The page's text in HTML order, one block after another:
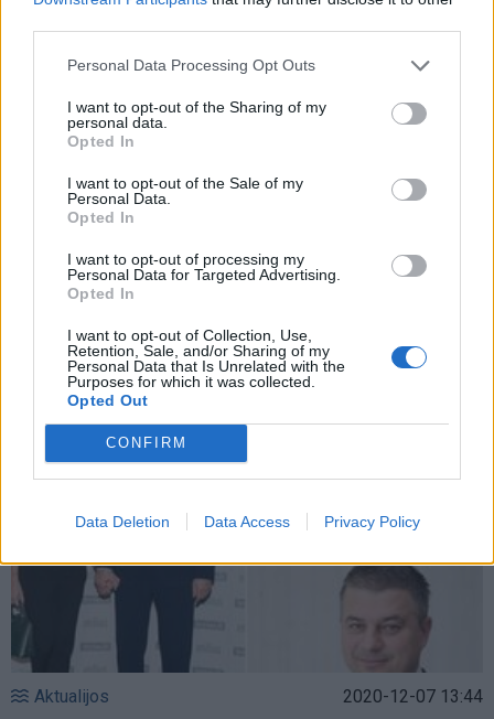
Personal Data Processing Opt Outs
I want to opt-out of the Sharing of my
personal data.
Opted In
I want to opt-out of the Sale of my
Personal Data.
Opted In
I want to opt-out of processing my
Personal Data for Targeted Advertising.
Opted In
I want to opt-out of Collection, Use,
Retention, Sale, and/or Sharing of my
Personal Data that Is Unrelated with the
Purposes for which it was collected.
Opted Out
CONFIRM
Data Deletion Data Access Privacy Policy
Laisvalaikis 2022-02-21 10:53
Kas yra turtingiausias visų laikų žmogus?
Aktualijos 2020-12-07 13:44